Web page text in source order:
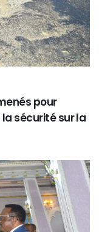
pour
sécurité sur la